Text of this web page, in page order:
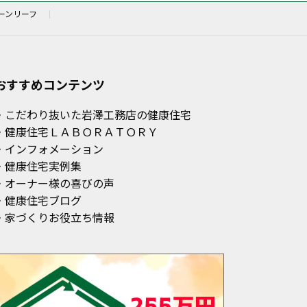
ンリーフ
すすめコンテンツ
こだわり抜いた岩澤工務店の健康住宅
健康住宅ＬＡＢＯＲＡＴＯＲＹ
インフォメーション
健康住宅実例集
オーナー様の喜びの声
健康住宅ブログ
家づくりお役立ち情報